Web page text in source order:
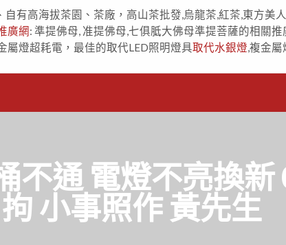
自有高海拔茶園、茶廠，高山茶批發,烏龍茶,紅茶,東方美
廣網: 準提佛母, 准提佛母,七俱胝大佛母準提菩薩的相關推
屬燈超耗電，最佳的取代LED照明燈具取代水銀燈 ,複金屬
不通 電燈不亮換
拘 小事照作 黃先生